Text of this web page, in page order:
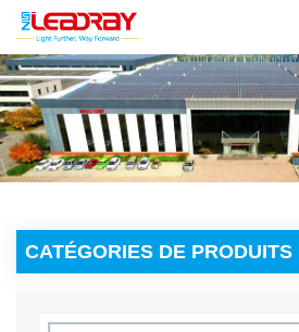
English
français
español
CATÉGORIES DE PRODUITS